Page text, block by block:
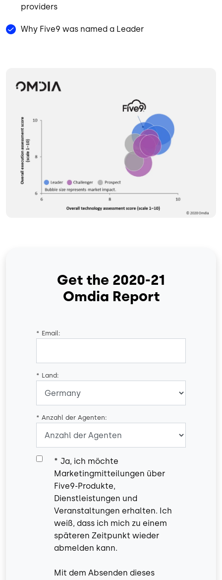
Get the 2020-21
Omdia Report
* Email:
* Land:
* Anzahl der Agenten:
* Ja, ich möchte
Marketingmitteilungen über
Five9-Produkte,
Dienstleistungen und
Veranstaltungen erhalten. Ich
weiß, dass ich mich zu einem
späteren Zeitpunkt wieder
abmelden kann.
Mit dem Absenden dieses
providers
Why Five9 was named a Leader